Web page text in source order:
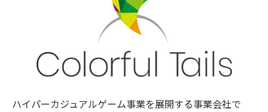
ハイパーカジュアルゲーム事業を展開する事業会社で